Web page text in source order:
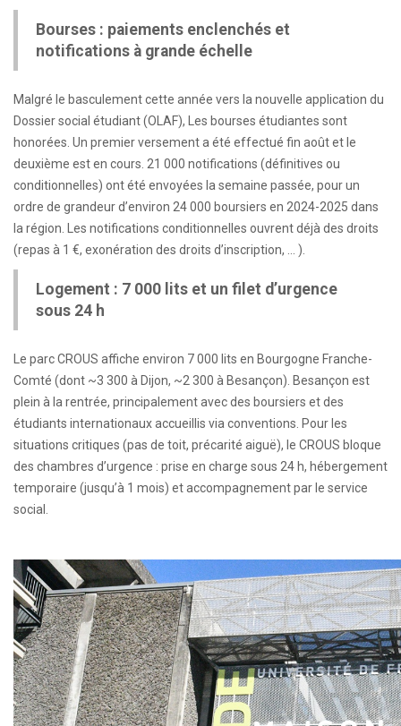
Bourses : paiements enclenchés et
notifications à grande échelle
Malgré le basculement cette année vers la nouvelle application du
Dossier social étudiant (OLAF), Les bourses étudiantes sont
honorées. Un premier versement a été effectué fin août et le
deuxième est en cours. 21 000 notifications (définitives ou
conditionnelles) ont été envoyées la semaine passée, pour un
ordre de grandeur d’environ 24 000 boursiers en 2024-2025 dans
la région. Les notifications conditionnelles ouvrent déjà des droits
(repas à 1 €, exonération des droits d’inscription, … ).
Logement : 7 000 lits et un filet d’urgence
sous 24 h
Le parc CROUS affiche environ 7 000 lits en Bourgogne Franche-
Comté (dont ~3 300 à Dijon, ~2 300 à Besançon). Besançon est
plein à la rentrée, principalement avec des boursiers et des
étudiants internationaux accueillis via conventions. Pour les
situations critiques (pas de toit, précarité aiguë), le CROUS bloque
des chambres d’urgence : prise en charge sous 24 h, hébergement
temporaire (jusqu’à 1 mois) et accompagnement par le service
social.